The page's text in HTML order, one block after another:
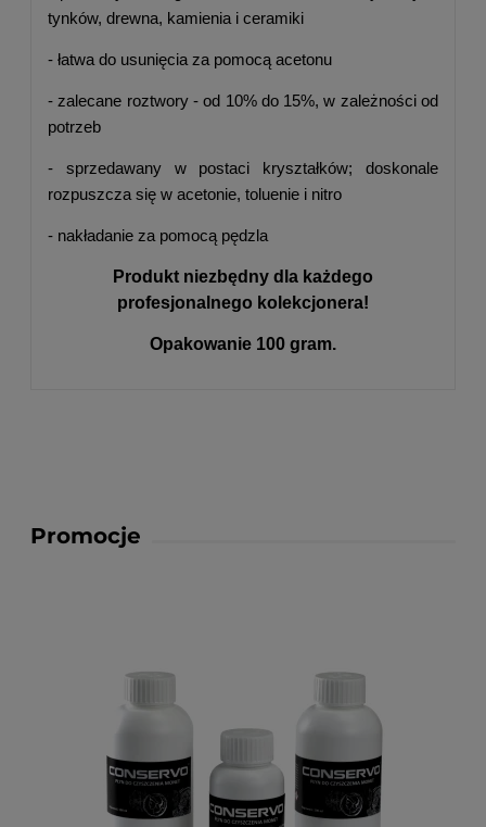
tynków, drewna, kamienia i ceramiki
- łatwa do usunięcia za pomocą acetonu
- zalecane roztwory - od 10% do 15%, w zależności od
potrzeb
- sprzedawany w postaci kryształków; doskonale
rozpuszcza się w acetonie, toluenie i nitro
- nakładanie za pomocą pędzla
Produkt niezbędny dla każdego
profesjonalnego kolekcjonera!
Opakowanie 100 gram.
Promocje